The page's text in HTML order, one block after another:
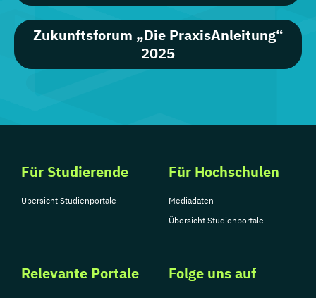
Zukunftsforum „Die PraxisAnleitung“
2025
Für Studierende
Übersicht Studienportale
Für Hochschulen
Mediadaten
Übersicht Studienportale
Relevante Portale Folge uns auf